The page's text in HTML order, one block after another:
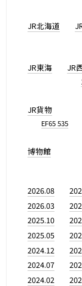
JR北海道
JR東海 JR
JR貨物
EF65 535
博物館
2026.08
2026.03
2025.10
2025.05
2024.12
2024.07
2024.02